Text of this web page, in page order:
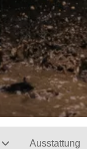
Ausstattung